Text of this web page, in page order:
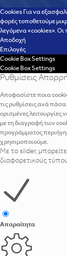
Cookies Για να
φορές τοποθετούμε
λεγόμενα «cookies». Οι
Αποδοχή
Επιλογές
Cookie Box Settings
Cookie Box Settings
Ρυθμίσεις
Αποφασίστε ποια
τις ρυθμίσεις ανά
ορισμένες λειτουργίες
με τη διαγραφή των
προγράμματος
χρησιμοποιούμε.
Με το slider,
διαφορετικούς
Απαραίτητα